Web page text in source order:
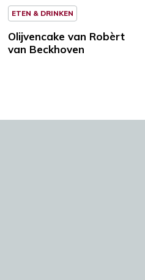
ETEN & DRINKEN
Olijvencake van Robèrt
van Beckhoven